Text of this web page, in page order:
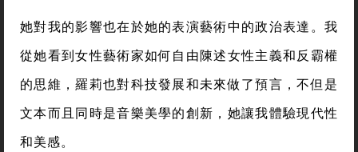
她對我的影響也在於她的表演藝術中的政治表達。我
從她看到女性藝術家如何自由陳述女性主義和反霸權
的思維，羅莉也對科技發展和未來做了預言，不但是
文本而且同時是音樂美學的創新，她讓我體驗現代性
和美感。